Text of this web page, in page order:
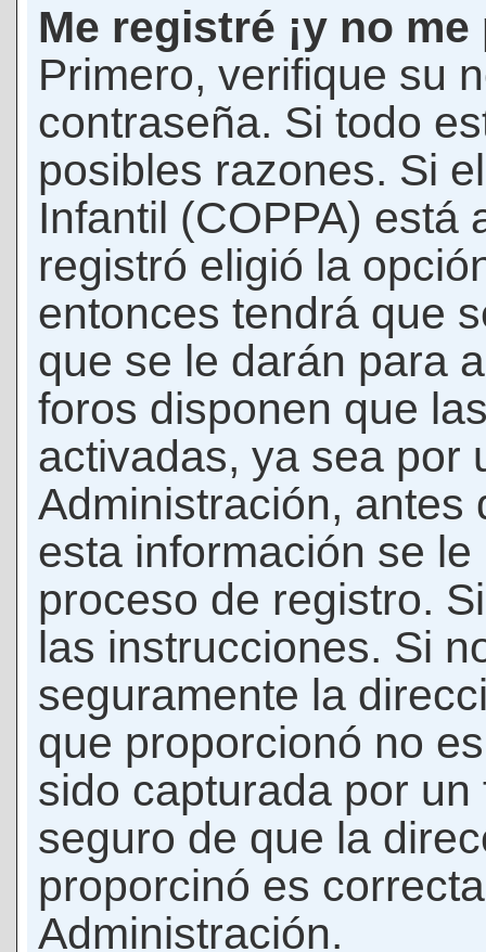
Me registré ¡y no
Primero, verifique su
contraseña. Si todo
posibles razones. Si
Infantil (COPPA) está
registró eligió la
entonces tendrá que
que se le darán para
foros disponen que
activadas, ya sea por
Administración, antes
esta información se
proceso de registro.
las instrucciones. Si
seguramente la
que proporcionó no
sido capturada por
seguro de que la
proporcinó es
Administración.